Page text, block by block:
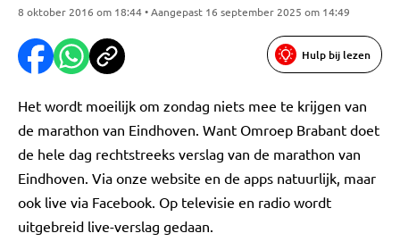
8 oktober 2016 om 18:44 • Aangepast 16 september 2025 om 14:49
Hulp bij lezen
Het wordt moeilijk om zondag niets mee te krijgen van
de marathon van Eindhoven. Want Omroep Brabant doet
de hele dag rechtstreeks verslag van de marathon van
Eindhoven. Via onze website en de apps natuurlijk, maar
ook live via Facebook. Op televisie en radio wordt
uitgebreid live-verslag gedaan.